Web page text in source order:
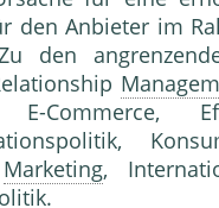
den Anbieter im
den
Commerce,
Marketing,